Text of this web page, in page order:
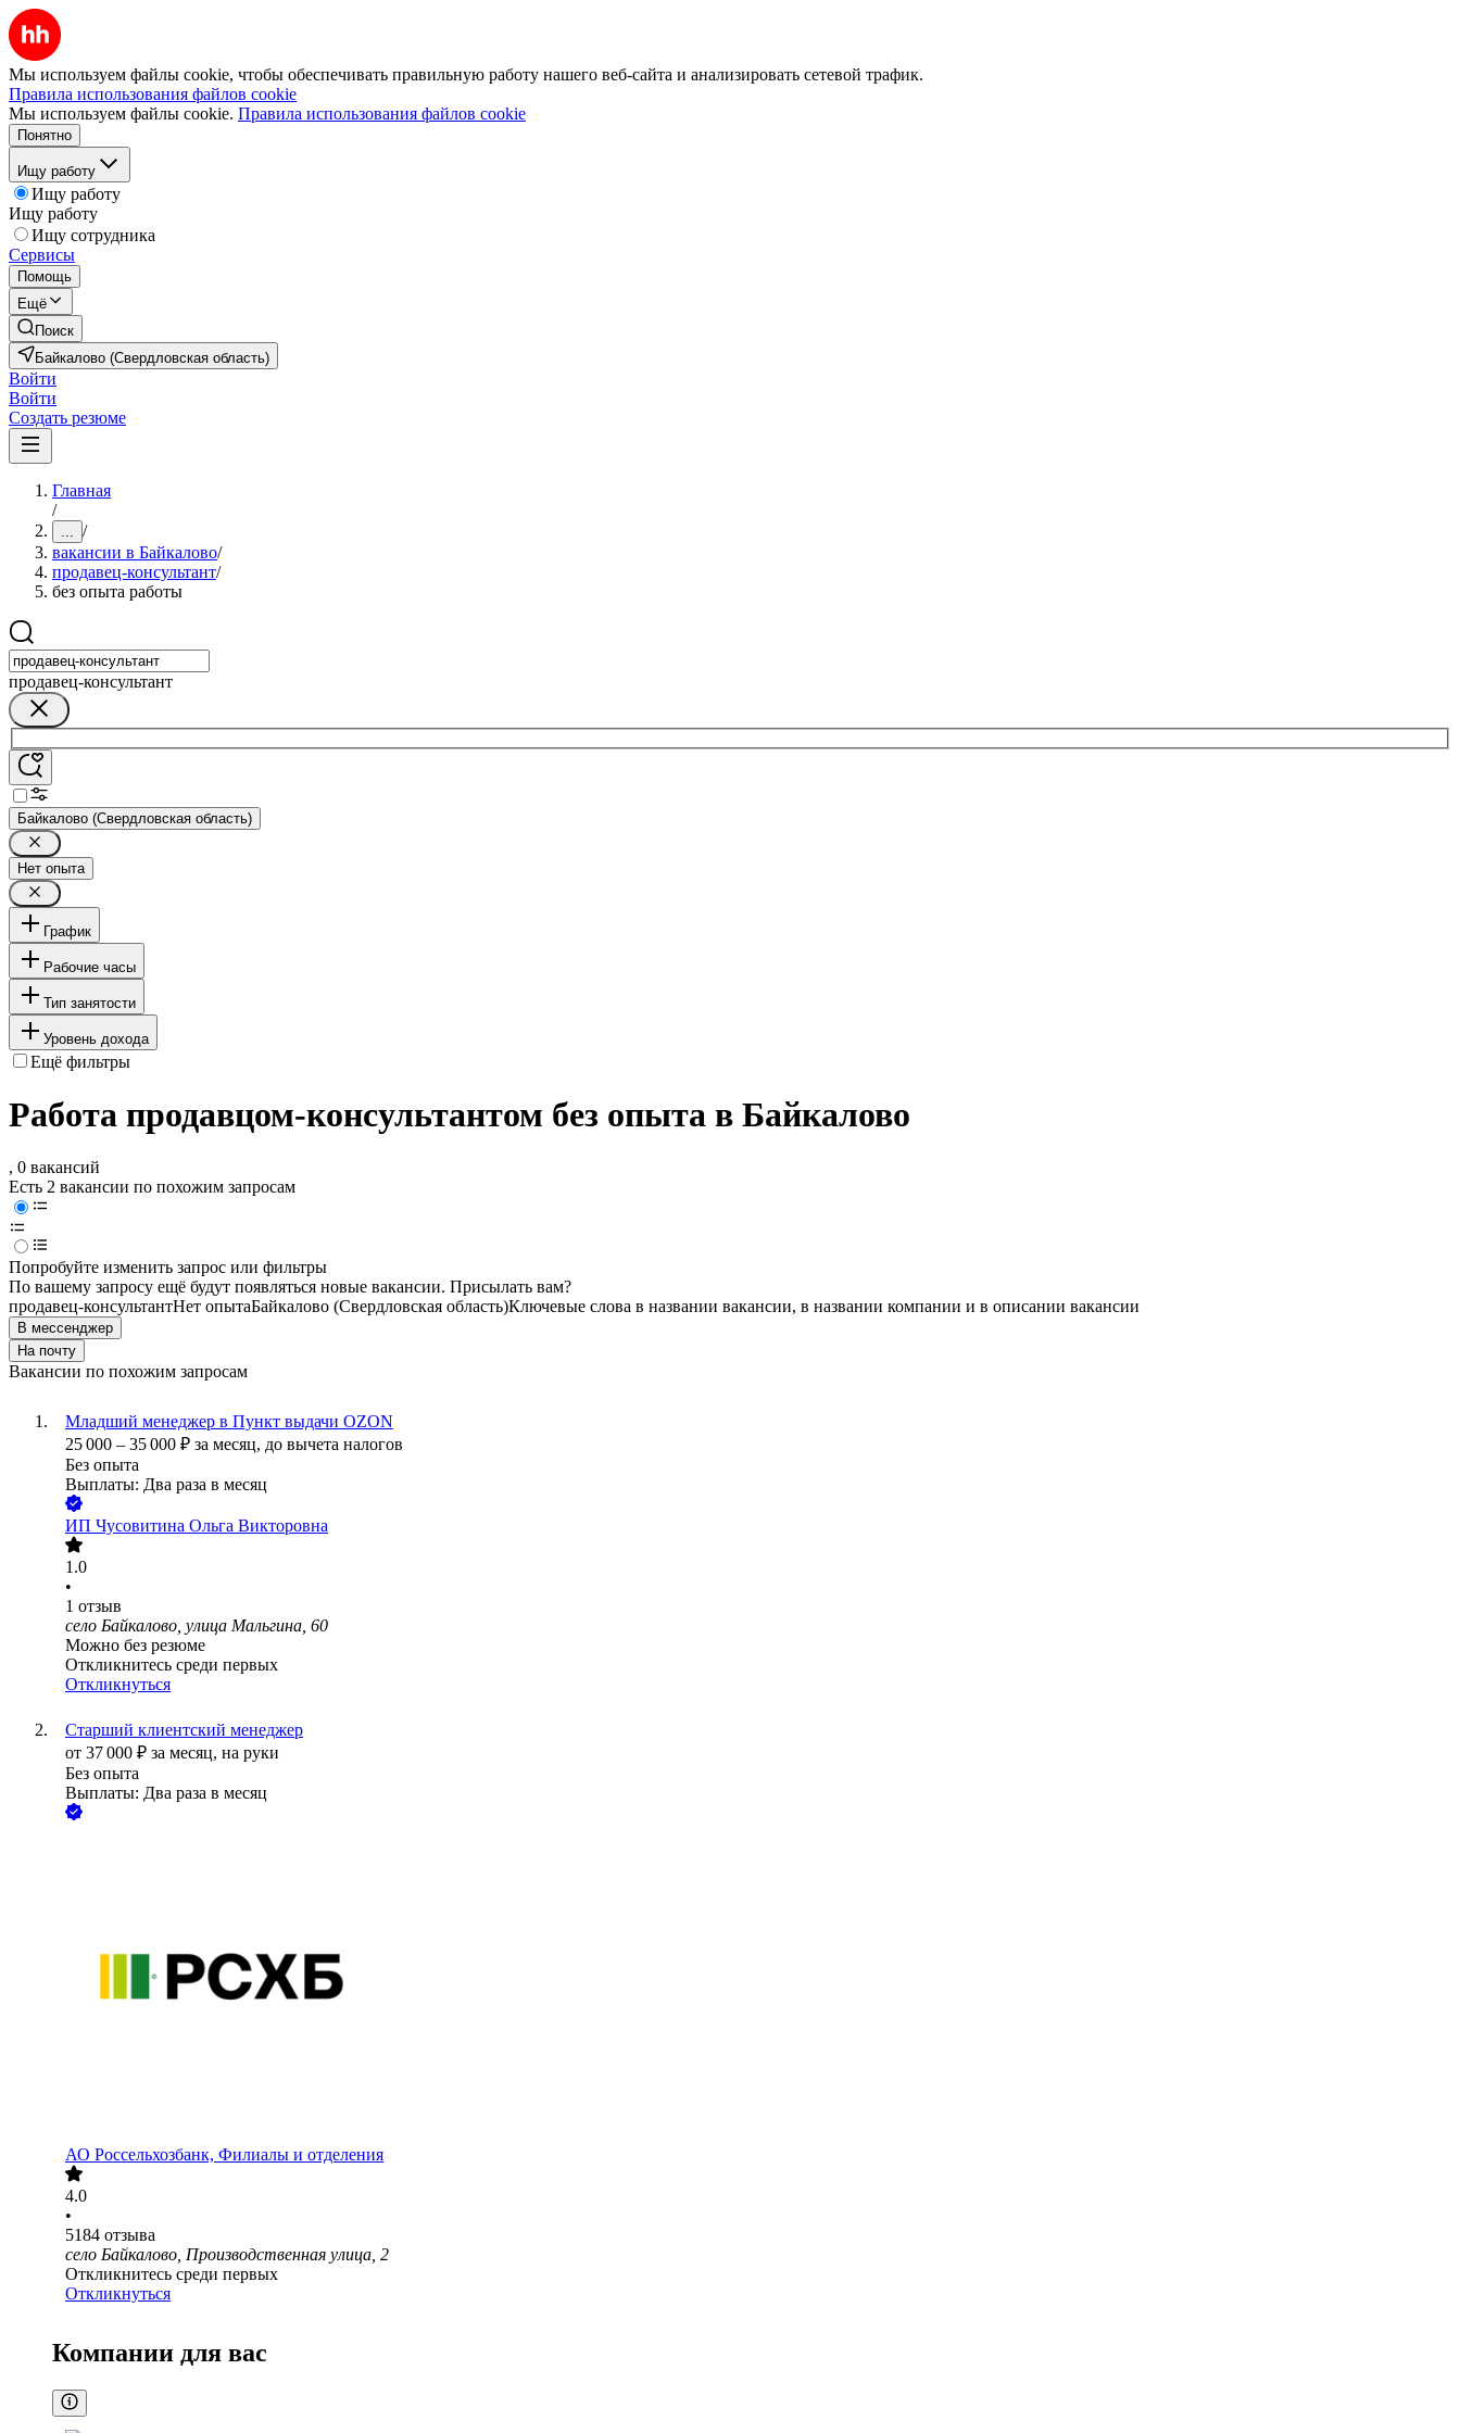
Мы используем файлы cookie, чтобы обеспечивать правильную работу нашего веб-сайта и анализировать сетевой трафик.
Правила использования файлов cookie
Мы используем файлы cookie. Правила использования файлов cookie
Понятно
Ищу работу
Ищу работу
Ищу работу
Ищу сотрудника
Сервисы
Помощь
Ещё
Поиск
Байкалово (Свердловская область)
Войти
Войти
Создать резюме
Главная
/
... /
вакансии в Байкалово/
продавец-консультант/
без опыта работы
продавец-консультант
Байкалово (Свердловская область)
Нет опыта
График
Рабочие часы
Тип занятости
Уровень дохода
Ещё фильтры
Работа продавцом-консультантом без опыта в Байкалово
, 0 вакансий
Есть 2 вакансии по похожим запросам
Попробуйте изменить запрос или фильтры
По вашему запросу ещё будут появляться новые вакансии. Присылать вам?
продавец-консультантНет опытаБайкалово (Свердловская область)Ключевые слова в названии вакансии, в названии компании и в описании вакансии
В мессенджер
На почту
Вакансии по похожим запросам
Младший менеджер в Пункт выдачи OZON
25 000 – 35 000 ₽ за месяц, до вычета налогов
Без опыта
Выплаты: Два раза в месяц
ИП Чусовитина Ольга Викторовна
1.0
•
1 отзыв
село Байкалово, улица Мальгина, 60
Можно без резюме
Откликнитесь среди первых
Откликнуться
Старший клиентский менеджер
от 37 000 ₽ за месяц, на руки
Без опыта
Выплаты: Два раза в месяц
АО Россельхозбанк, Филиалы и отделения
4.0
•
5184 отзыва
село Байкалово, Производственная улица, 2
Откликнитесь среди первых
Откликнуться
Компании для вас